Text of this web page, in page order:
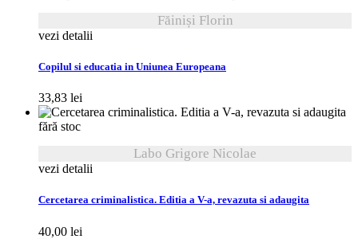
Făiniși Florin
vezi detalii
Copilul si educatia in Uniunea Europeana
33,83 lei
fără stoc
Labo Grigore Nicolae
vezi detalii
Cercetarea criminalistica. Editia a V-a, revazuta si adaugita
40,00 lei